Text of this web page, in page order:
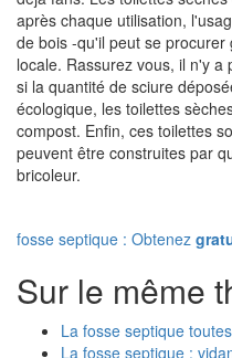
après chaque utilisation,
de bois -qu'il peut se
locale. Rassurez vous, il n'y
si la quantité de sciure
écologique, les toilettes
compost. Enfin, ces toilettes
peuvent être construites par
bricoleur.
fosse septique : Obtenez
Sur le même
La fosse septique
La fosse septique :